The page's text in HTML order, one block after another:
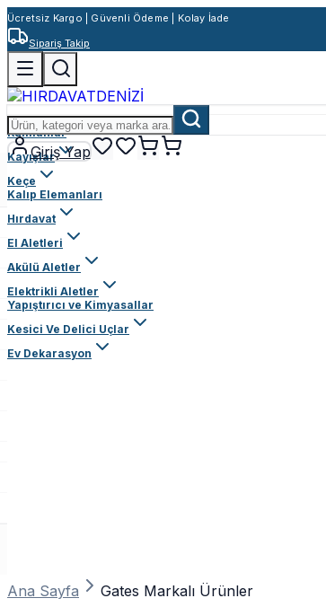
Ücretsiz Kargo | Güvenli Ödeme | Kolay İade
Sipariş Takip
Giriş Yap
Rulmanlar
Kayışlar
Keçe
Kalıp Elemanları
Hırdavat
El Aletleri
Akülü Aletler
Elektrikli Aletler
Yapıştırıcı ve Kimyasallar
Kesici Ve Delici Uçlar
Ev Dekarasyon
Ana Sayfa Gates Markalı Ürünler